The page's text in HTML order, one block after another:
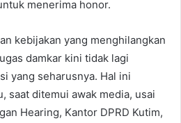
menerima honor.
kebijakan yang menghilangkan
damkar kini tidak lagi
yang seharusnya. Hal ini
saat ditemui awak media, usai
Hearing, Kantor DPRD Kutim,